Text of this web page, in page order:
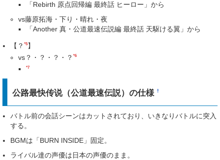
「Rebirth 原点回帰編 最終話 ヒーロー」から
vs藤原拓海・下り・晴れ・夜
「Another 真・公道最速伝説編 最終話 天駆ける翼」から
【？ *5】
vs？・？・？・？ *6
*7
公路最快传说（公道最速伝説）の仕様†
バトル前の会話シーンはカットされており、いきなりバトルに突入
する。
BGMは「BURN INSIDE」固定。
ライバル達の声優は日本の声優のまま。